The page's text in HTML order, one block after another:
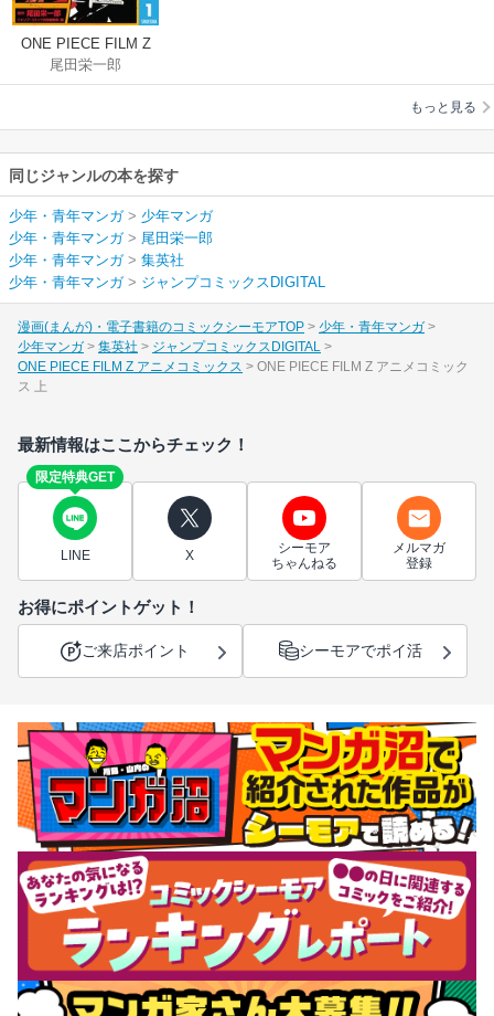
ONE PIECE FILM Z
アニメコミックス
尾田栄一郎
もっと見る
同じジャンルの本を探す
少年・青年マンガ> 少年マンガ
少年・青年マンガ> 尾田栄一郎
少年・青年マンガ> 集英社
少年・青年マンガ> ジャンプコミックスDIGITAL
漫画(まんが)・電子書籍のコミックシーモアTOP
少年・青年マンガ
少年マンガ
集英社
ジャンプコミックスDIGITAL
ONE PIECE FILM Z アニメコミックス
ONE PIECE FILM Z アニメコミック
ス 上
最新情報はここからチェック！
限定特典GET
LINE X
シーモア
ちゃんねる
メルマガ
登録
お得にポイントゲット！
ご来店ポイント シーモアでポイ活